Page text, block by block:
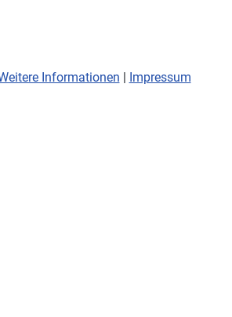
Informationen | Impressum